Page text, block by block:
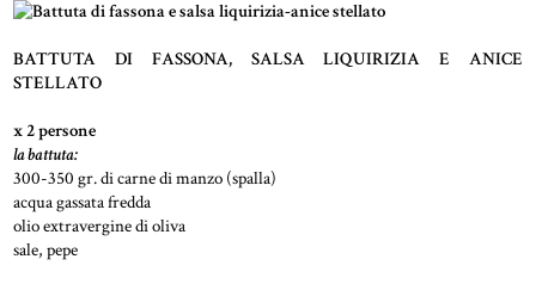
BATTUTA DI FASSONA, SALSA LIQUIRIZIA E ANICE
STELLATO
x 2 persone
la battuta:
300-350 gr. di carne di manzo (spalla)
acqua gassata fredda
olio extravergine di oliva
sale, pepe